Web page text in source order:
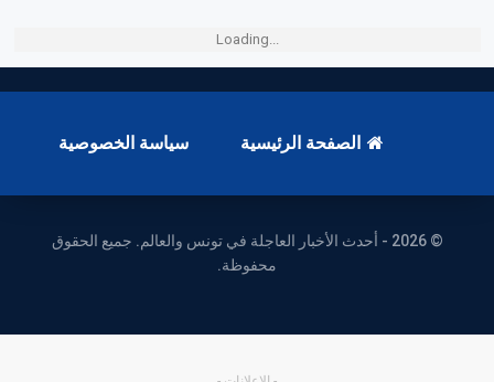
Loading...
الصفحة الرئيسية سياسة الخصوصية
© 2026 - أحدث الأخبار العاجلة في تونس والعالم. جميع الحقوق
محفوظة.